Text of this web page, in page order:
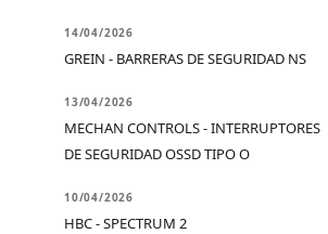
14/04/2026
GREIN - BARRERAS DE SEGURIDAD NS
13/04/2026
MECHAN CONTROLS - INTERRUPTORES
DE SEGURIDAD OSSD TIPO O
10/04/2026
HBC - SPECTRUM 2